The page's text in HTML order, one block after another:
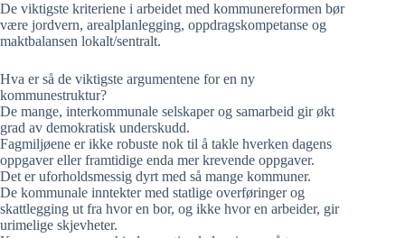
De viktigste kriteriene i arbeidet med kommunereformen bør
være jordvern, arealplanlegging, oppdragskompetanse og
maktbalansen lokalt/sentralt.
Hva er så de viktigste argumentene for en ny
kommunestruktur?
De mange, interkommunale selskaper og samarbeid gir økt
grad av demokratisk underskudd.
Fagmiljøene er ikke robuste nok til å takle hverken dagens
oppgaver eller framtidige enda mer krevende oppgaver.
Det er uforholdsmessig dyrt med så mange kommuner.
De kommunale inntekter med statlige overføringer og
skattlegging ut fra hvor en bor, og ikke hvor en arbeider, gir
urimelige skjevheter.